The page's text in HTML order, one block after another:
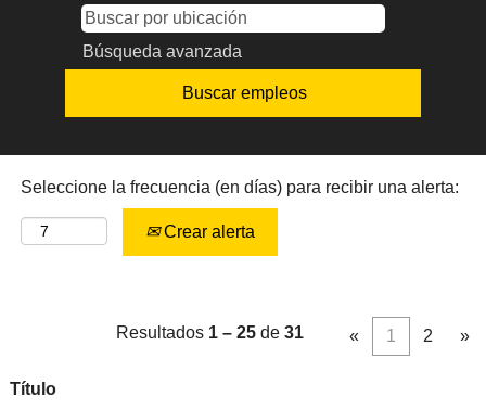
Búsqueda avanzada
Seleccione la frecuencia (en días) para recibir una alerta:
Crear alerta
Resultados 1 – 25 de 31 « 1 2 »
Título